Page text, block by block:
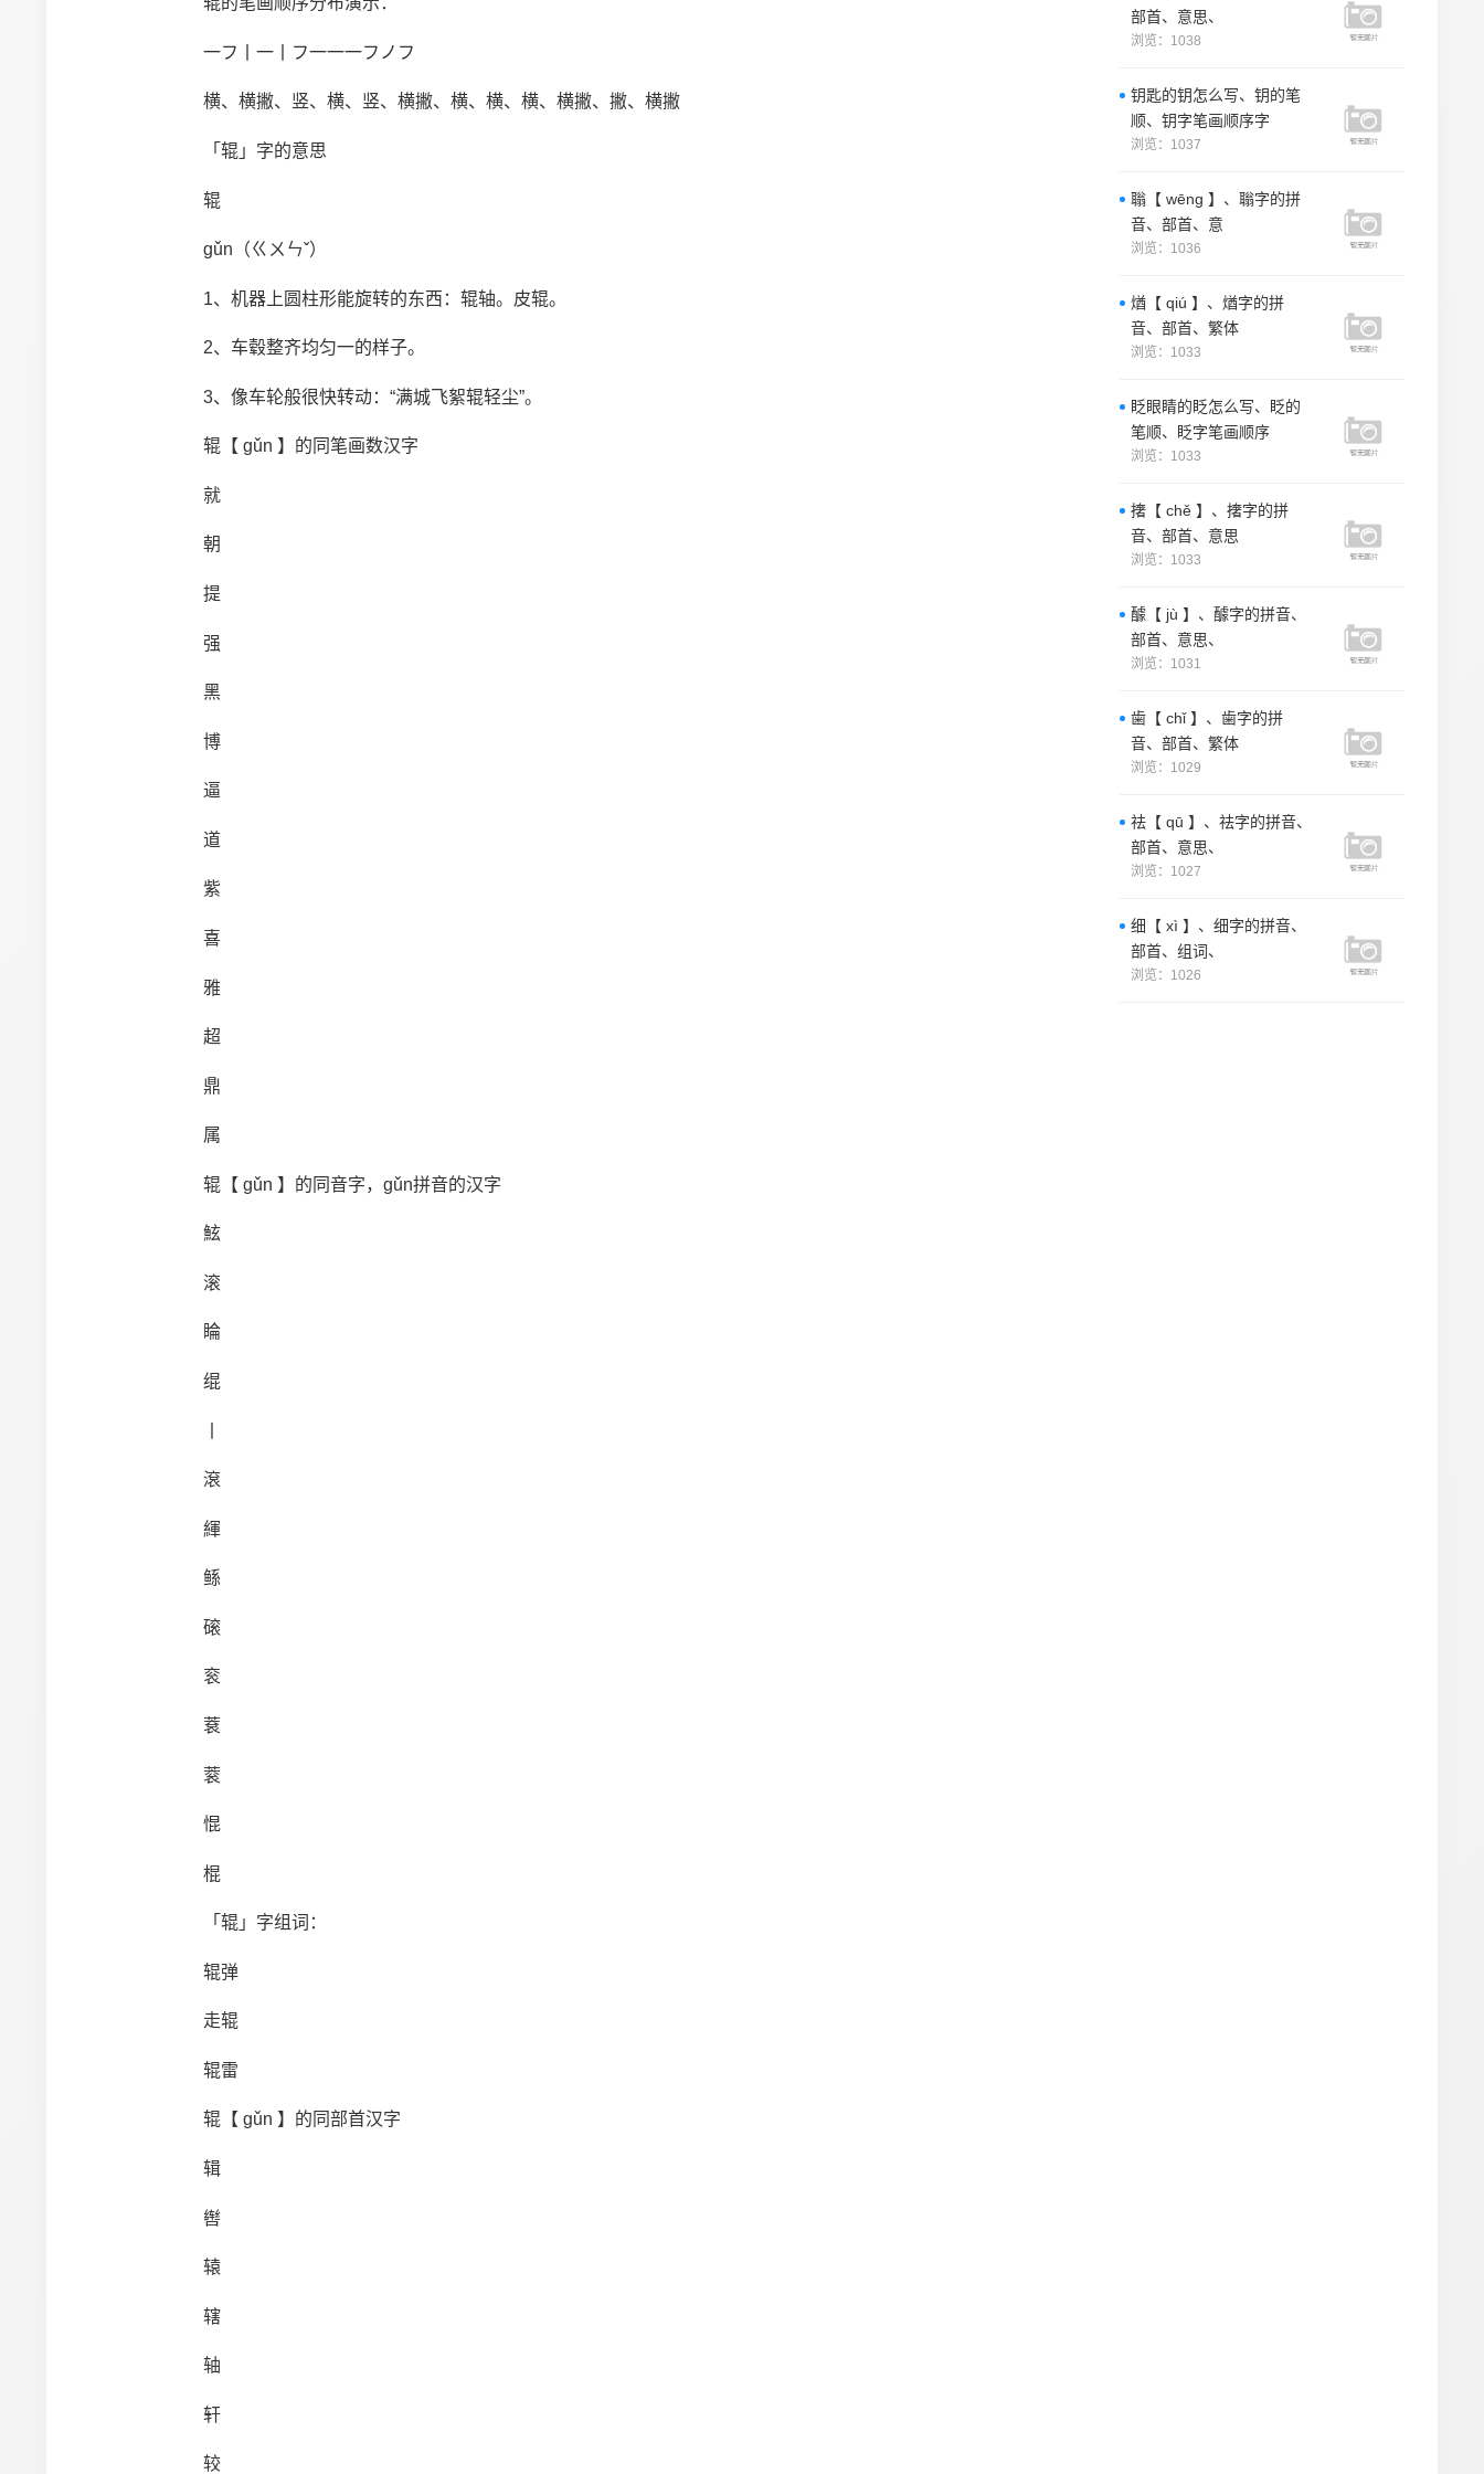
一フ丨一丨フ一一一フノフ
横、横撇、竖、横、竖、横撇、横、横、横、横撇、撇、横撇
「辊」字的意思
辊
gǔn（ㄍㄨㄣˇ）
1、机器上圆柱形能旋转的东西：辊轴。皮辊。
2、车毂整齐均匀一的样子。
3、像车轮般很快转动：“满城飞絮辊轻尘”。
辊【 gǔn 】的同笔画数汉字
就
朝
提
强
黑
博
逼
道
紫
喜
雅
超
鼎
属
辊【 gǔn 】的同音字，gǔn拼音的汉字
鮌
滚
睔
绲
滾
緷
鲧
磙
衮
蔉
蓘
惃
棍
「辊」字组词：
辊弹
走辊
辊雷
辊【 gǔn 】的同部首汉字
辑
辔
辕
辖
轴
轩
较
部首、意思、
浏览：1038
钥匙的钥怎么写、钥的笔
顺、钥字笔画顺序字
浏览：1037
聬【 wēng 】、聬字的拼
音、部首、意
浏览：1036
煪【 qiú 】、煪字的拼
音、部首、繁体
浏览：1033
眨眼睛的眨怎么写、眨的
笔顺、眨字笔画顺序
浏览：1033
撦【 chě 】、撦字的拼
音、部首、意思
浏览：1033
醵【 jù 】、醵字的拼音、
部首、意思、
浏览：1031
歯【 chǐ 】、歯字的拼
音、部首、繁体
浏览：1029
祛【 qū 】、祛字的拼音、
部首、意思、
浏览：1027
细【 xì 】、细字的拼音、
部首、组词、
浏览：1026